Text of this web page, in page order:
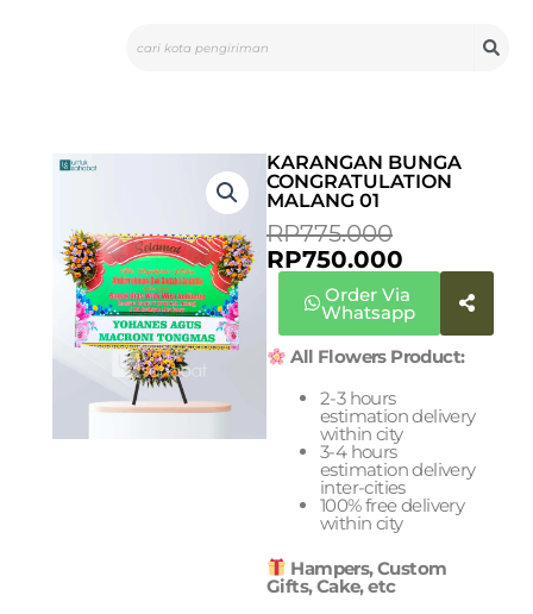
KARANGAN BUNGA
CONGRATULATION
MALANG 01
RP775.000
WAS:
RP775.000.
RP750.000
IS:
RP750.000.
Order Via
Whatsapp
All Flowers Product:
2-3 hours
estimation delivery
within city
3-4 hours
estimation delivery
inter-cities
100% free delivery
within city
Hampers, Custom
Gifts, Cake, etc